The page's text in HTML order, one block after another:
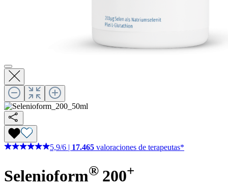
5,9/6 17.465 valoraciones de terapeutas*
Selenioform® 200+